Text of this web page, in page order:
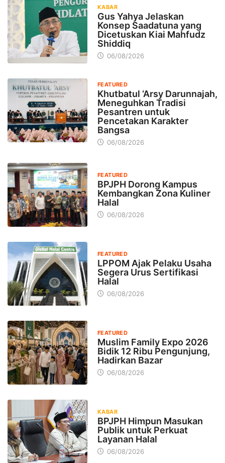
KABAR
Gus Yahya Jelaskan
Konsep Saadatuna yang
Dicetuskan Kiai Mahfudz
Shiddiq
06/08/2026
FEATURED
Khutbatul ‘Arsy Darunnajah,
Meneguhkan Tradisi
Pesantren untuk
Pencetakan Karakter
Bangsa
06/08/2026
FEATURED
BPJPH Dorong Kampus
Kembangkan Zona Kuliner
Halal
06/08/2026
FEATURED
LPPOM Ajak Pelaku Usaha
Segera Urus Sertifikasi
Halal
06/08/2026
FEATURED
Muslim Family Expo 2026
Bidik 12 Ribu Pengunjung,
Hadirkan Bazar
06/08/2026
KABAR
BPJPH Himpun Masukan
Publik untuk Perkuat
Layanan Halal
06/08/2026